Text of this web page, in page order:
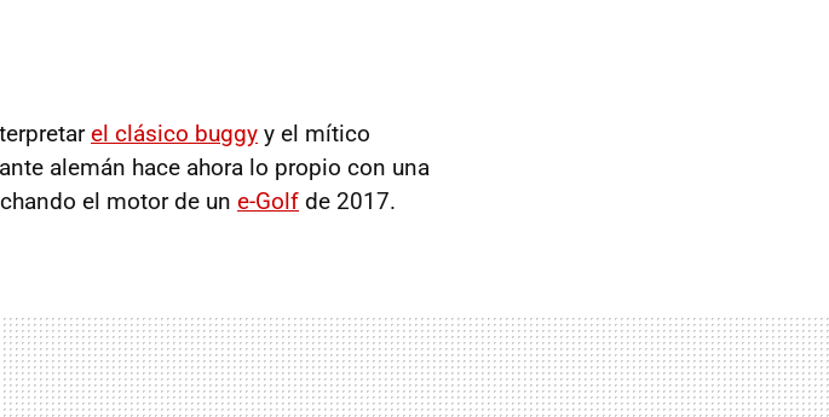
el clásico buggy y el mítico
alemán hace ahora lo propio con una
el motor de un e-Golf de 2017.